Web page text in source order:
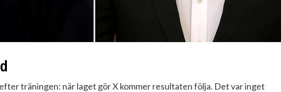
träningen: när laget gör X kommer resultaten följa. Det var inget